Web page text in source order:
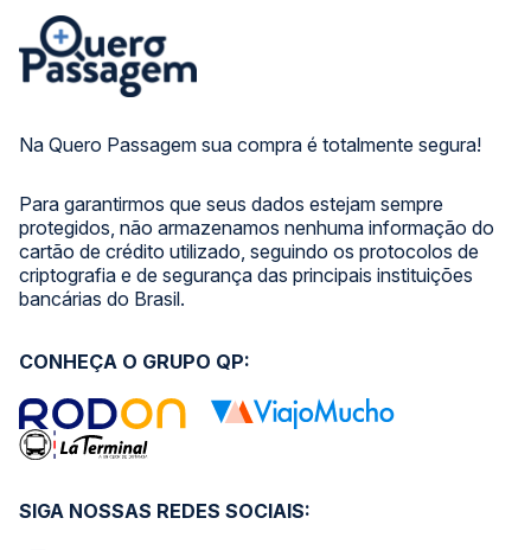
Na Quero Passagem sua compra é totalmente segura!
Para garantirmos que seus dados estejam sempre
protegidos, não armazenamos nenhuma informação do
cartão de crédito utilizado, seguindo os protocolos de
criptografia e de segurança das principais instituições
bancárias do Brasil.
SIGA NOSSAS REDES SOCIAIS:
CONHEÇA O GRUPO QP: